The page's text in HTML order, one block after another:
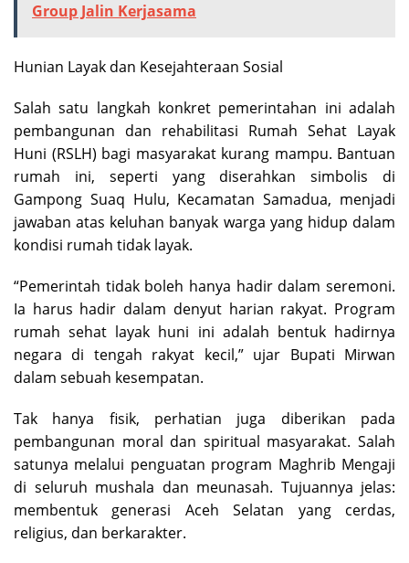
Group Jalin Kerjasama
Hunian Layak dan Kesejahteraan Sosial
Salah satu langkah konkret pemerintahan ini adalah
pembangunan dan rehabilitasi Rumah Sehat Layak
Huni (RSLH) bagi masyarakat kurang mampu. Bantuan
rumah ini, seperti yang diserahkan simbolis di
Gampong Suaq Hulu, Kecamatan Samadua, menjadi
jawaban atas keluhan banyak warga yang hidup dalam
kondisi rumah tidak layak.
“Pemerintah tidak boleh hanya hadir dalam seremoni.
Ia harus hadir dalam denyut harian rakyat. Program
rumah sehat layak huni ini adalah bentuk hadirnya
negara di tengah rakyat kecil,” ujar Bupati Mirwan
dalam sebuah kesempatan.
Tak hanya fisik, perhatian juga diberikan pada
pembangunan moral dan spiritual masyarakat. Salah
satunya melalui penguatan program Maghrib Mengaji
di seluruh mushala dan meunasah. Tujuannya jelas:
membentuk generasi Aceh Selatan yang cerdas,
religius, dan berkarakter.